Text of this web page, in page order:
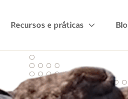
Recursos e práticas